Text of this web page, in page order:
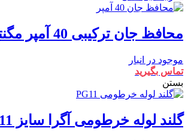
محافظ جان ترکیبی 40 آمپر مگنتیک
موجود در انبار
تماس بگیرید
بستن
گلند لوله خرطومی آگرا سایز PG11